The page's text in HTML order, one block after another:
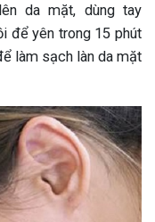
da mặt, dùng tay
để yên trong 15 phút
làm sạch làn da mặt